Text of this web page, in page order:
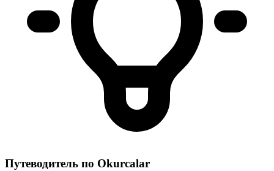
Путеводитель по Okurcalar